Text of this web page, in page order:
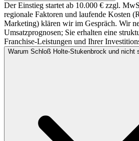
Der Einstieg startet ab 10.000 € zzgl.
regionale Faktoren und laufende Kosten
Marketing) klären wir im Gespräch. Wir
Umsatzprognosen; Sie erhalten eine
Franchise-Leistungen und Ihrer
Warum Schloß Holte-Stukenbrock und nicht